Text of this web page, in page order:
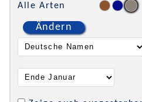
Alle Arten
Ändern